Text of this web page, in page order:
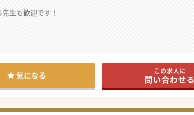
生も歓迎です！
がりで成長しています！
療に専念できる環境です。
気になる この求人に
問い合わせる